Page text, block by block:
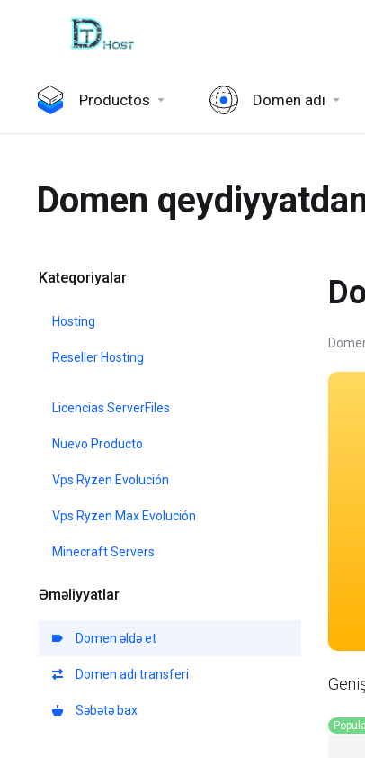
Productos Domen adı
Domen
Kateqoriyalar
Hosting
Reseller Hosting
Licencias ServerFiles
Nuevo Producto
Vps Ryzen Evolución
Vps Ryzen Max Evolución
Minecraft Servers
Əməliyyatlar
Domen əldə et
Domen adı transferi
Səbətə bax